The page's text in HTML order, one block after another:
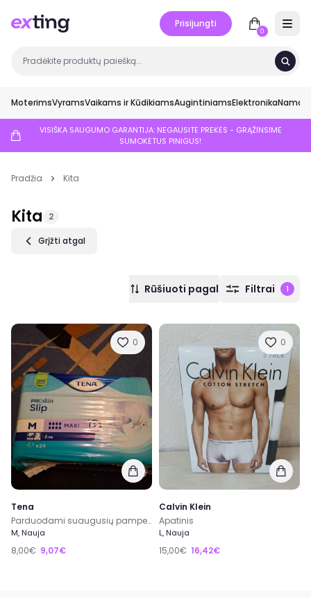
Prisijungti
0
MoterimsVyramsVaikams ir KūdikiamsAugintiniamsElektronikaNamai
VISIŠKA SAUGUMO GARANTIJA: NEGAUSITE PREKĖS - GRĄŽINSIME
SUMOKĖTUS PINIGUS!
Pradžia Kita
Kita 2
Grįžti atgal
Rūšiuoti pagal Filtrai 1
0
Tena
Parduodami suaugusių pampersai M dydis,kaina 8e
M, Nauja
8,00€ 9,07€
0
Calvin Klein
Apatinis
L, Nauja
15,00€ 16,42€